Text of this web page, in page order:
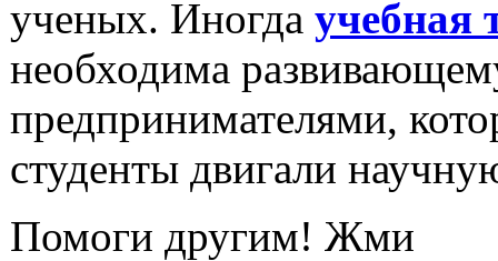
ученых. Иногда учебная
необходима
предпринимателями,
студенты двигали
Помоги другим! Жми